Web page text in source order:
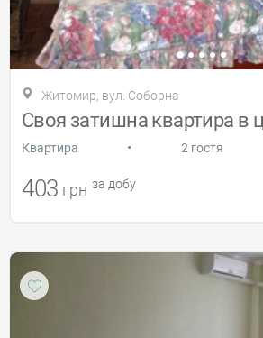
Житомир, вул. Соборна
Квартира • 2 гостя
403 грн за добу